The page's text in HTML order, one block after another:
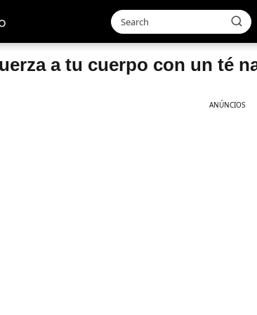
a tu cuerpo con un té
ANÚNCIOS